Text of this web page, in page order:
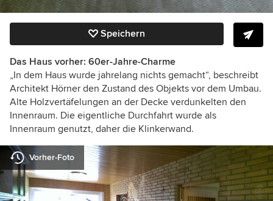
Speichern
Das Haus vorher: 60er-Jahre-Charme
„In dem Haus wurde jahrelang nichts gemacht“, beschreibt
Architekt Hörner den Zustand des Objekts vor dem Umbau.
Alte Holzvertäfelungen an der Decke verdunkelten den
Innenraum. Die eigentliche Durchfahrt wurde als
Innenraum genutzt, daher die Klinkerwand.
Vorher-Foto